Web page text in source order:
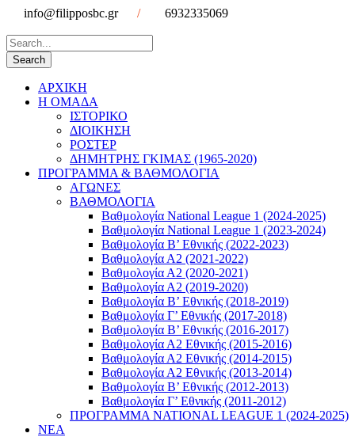
info@filipposbc.gr / 6932335069
ΑΡΧΙΚΗ
Η ΟΜΑΔΑ
ΙΣΤΟΡΙΚΟ
ΔΙΟΙΚΗΣΗ
ΡΟΣΤΕΡ
ΔΗΜΗΤΡΗΣ ΓΚΙΜΑΣ (1965-2020)
ΠΡΟΓΡΑΜΜΑ & ΒΑΘΜΟΛΟΓΙΑ
ΑΓΩΝΕΣ
ΒΑΘΜΟΛΟΓΙΑ
Βαθμολογία National League 1 (2024-2025)
Βαθμολογία National League 1 (2023-2024)
Βαθμολογία Β’ Εθνικής (2022-2023)
Βαθμολογία Α2 (2021-2022)
Βαθμολογία Α2 (2020-2021)
Βαθμολογία Α2 (2019-2020)
Βαθμολογία B’ Εθνικής (2018-2019)
Βαθμολογία Γ’ Εθνικής (2017-2018)
Βαθμολογία Β’ Εθνικής (2016-2017)
Βαθμολογία Α2 Εθνικής (2015-2016)
Βαθμολογία Α2 Εθνικής (2014-2015)
Βαθμολογία Α2 Εθνικής (2013-2014)
Βαθμολογία Β’ Εθνικής (2012-2013)
Βαθμολογία Γ’ Εθνικής (2011-2012)
ΠΡΟΓΡΑΜΜΑ NATIONAL LEAGUE 1 (2024-2025)
ΝΕΑ